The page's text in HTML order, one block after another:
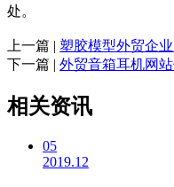
处。
上一篇 | 塑胶模型外贸企
下一篇 | 外贸音箱耳机网
相关资讯
05
2019.12